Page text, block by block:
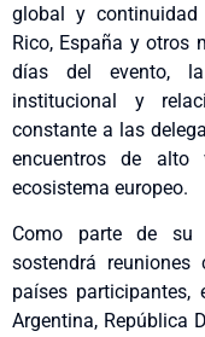
global y continuidad
Rico, España y otros
días del evento,
institucional y
constante a las
encuentros de alto
ecosistema europeo.
Como parte de su
sostendrá reuniones
países participantes,
Argentina, República